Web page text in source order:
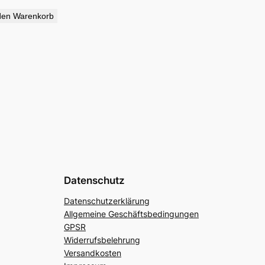
Warenkorb
Datenschutz
Datenschutzerklärung
Allgemeine Geschäftsbedingungen
GPSR
Widerrufsbelehrung
Versandkosten